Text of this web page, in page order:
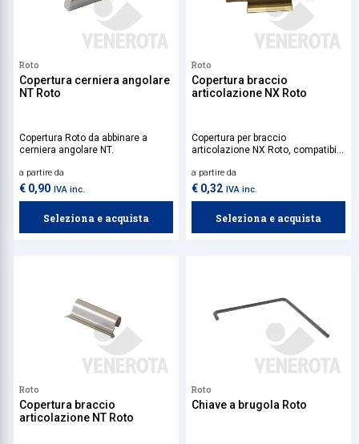
Roto
Copertura cerniera angolare
NT Roto
Copertura Roto da abbinare a
cerniera angolare NT.
a partire da
€ 0,90 IVA inc.
Seleziona e acquista
Roto
Copertura braccio
articolazione NX Roto
Copertura per braccio
articolazione NX Roto, compatibile
battuta 18 mm o 20 mm.
a partire da
€ 0,32 IVA inc.
Seleziona e acquista
Roto
Copertura braccio
articolazione NT Roto
Roto
Chiave a brugola Roto